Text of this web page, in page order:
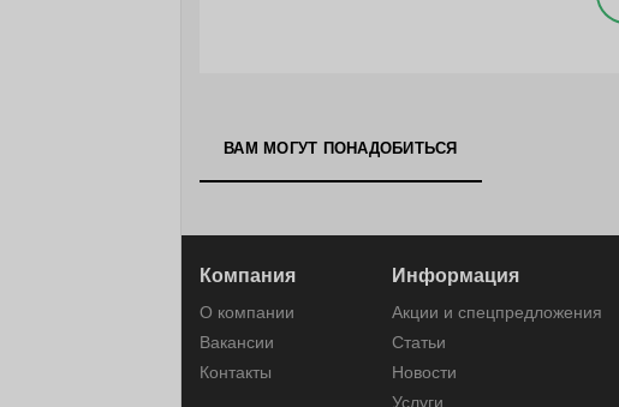
ВАМ МОГУТ ПОНАДОБИТЬСЯ
Компания
О компании
Вакансии
Контакты
Информация
Акции и спецпредложения
Статьи
Новости
Услуги